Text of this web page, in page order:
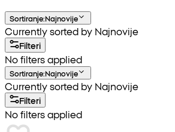
Sortiranje:Najnovije
Currently sorted by Najnovije
Filteri
No filters applied
Sortiranje:Najnovije
Currently sorted by Najnovije
Filteri
No filters applied